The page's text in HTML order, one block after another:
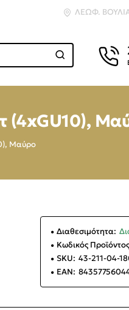
ΛΕΩΦ.
(4xGU10),
Μαύρο
Διαθεσιμότητα:
Κωδικός
SKU: 43-211-04-
EAN: